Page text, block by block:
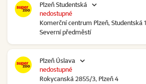
Plzeň Studentská
Komerční centrum Plzeň, Studentská
Severní předměstí
nedostupné
Plzeň Úslava
Rokycanská 2855/3, Plzeň 4
nedostupné